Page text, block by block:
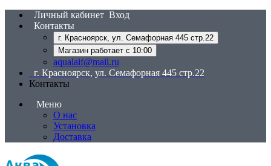
Личный кабинет Вход
Контакты
г. Красноярск, ул. Семафорная 445 стр.22
Магазин работает с 10:00
aqualaif@mail.ru
г. Красноярск, ул. Семафорная 445 стр.22
Контакты
Меню
О нас
Установка
Доставка